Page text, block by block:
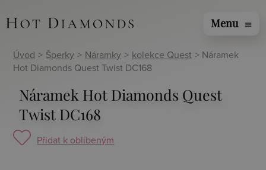
Menu menu
Úvod > Šperky > Náramky > kolekce Quest > Náramek
Hot Diamonds Quest Twist DC168
Náramek Hot Diamonds Quest
Twist DC168
Přidat k oblíbeným